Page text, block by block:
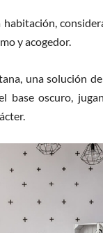
y acogedor.
una solución
base oscuro,